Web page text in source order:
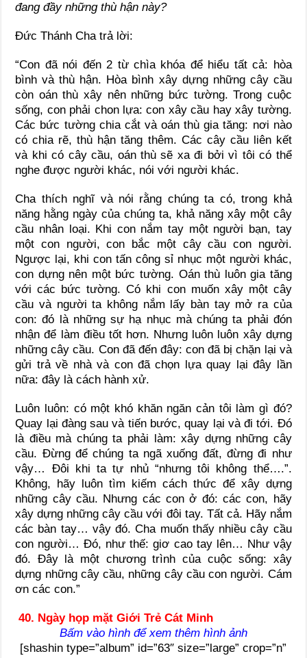
đang đầy những thù hận này?
Đức Thánh Cha trả lời:
“Con đã nói đến 2 từ chìa khóa để hiểu tất cả: hòa
bình và thù hận. Hòa bình xây dựng những cây cầu
còn oán thù xây nên những bức tường. Trong cuộc
sống, con phải chon lựa: con xây cầu hay xây tường.
Các bức tường chia cắt và oán thù gia tăng: nơi nào
có chia rẽ, thù hận tăng thêm. Các cây cầu liên kết
và khi có cây cầu, oán thù sẽ xa đi bởi vì tôi có thể
nghe được người khác, nói với người khác.
Cha thích nghĩ và nói rằng chúng ta có, trong khả
năng hằng ngày của chúng ta, khả năng xây một cây
cầu nhân loại. Khi con nắm tay một người bạn, tay
một con người, con bắc một cây cầu con người.
Ngược lại, khi con tấn công sỉ nhục một người khác,
con dựng nên một bức tường. Oán thù luôn gia tăng
với các bức tường. Có khi con muốn xây một cây
cầu và người ta không nắm lấy bàn tay mở ra của
con: đó là những sự hạ nhục mà chúng ta phải đón
nhận để làm điều tốt hơn. Nhưng luôn luôn xây dựng
những cây cầu. Con đã đến đây: con đã bị chặn lại và
gửi trả về nhà và con đã chọn lựa quay lại đây lần
nữa: đây là cách hành xử.
Luôn luôn: có một khó khăn ngăn cản tôi làm gì đó?
Quay lại đàng sau và tiến bước, quay lại và đi tới. Đó
là điều mà chúng ta phải làm: xây dựng những cây
cầu. Đừng để chúng ta ngã xuống đất, đừng đi như
vậy… Đôi khi ta tự nhủ “nhưng tôi không thể….”.
Không, hãy luôn tìm kiếm cách thức để xây dựng
những cây cầu. Nhưng các con ở đó: các con, hãy
xây dựng những cây cầu với đôi tay. Tất cả. Hãy nắm
các bàn tay… vậy đó. Cha muốn thấy nhiều cây cầu
con người… Đó, như thế: giơ cao tay lên… Như vậy
đó. Đây là một chương trình của cuộc sống: xây
dựng những cây cầu, những cây cầu con người. Cám
ơn các con.”
40. Ngày họp mặt Giới Trẻ Cát Minh
Bấm vào hình để xem thêm hình ảnh
[shashin type=”album” id=”63″ size=”large” crop=”n”